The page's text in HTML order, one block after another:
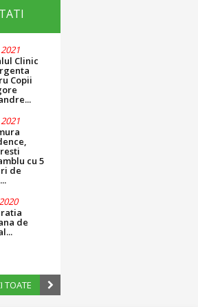
Clinic
Copii
cu 5
de
de
TOATE